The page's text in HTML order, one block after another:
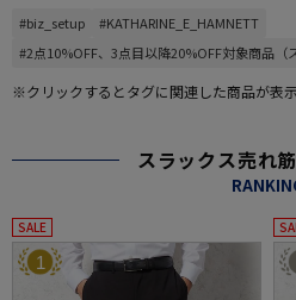
#biz_setup
#KATHARINE_E_HAMNETT
#2点10%OFF、3点目以降20%OFF対象商品（
※クリックするとタグに関連した商品が表示
スラックス売れ
SALE
1